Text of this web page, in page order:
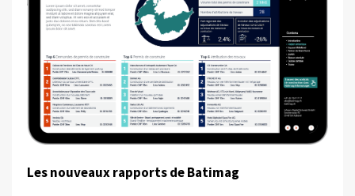
Les nouveaux rapports de Batimag